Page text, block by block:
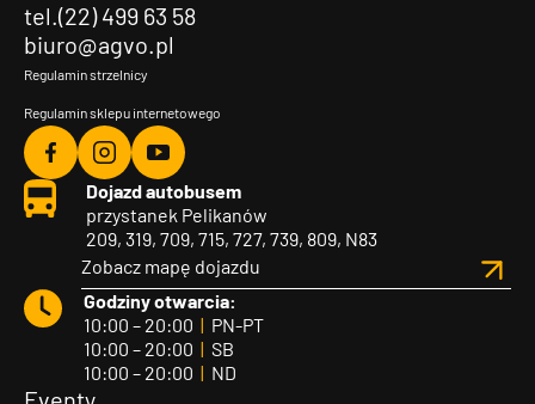
tel.(22) 499 63 58
biuro@agvo.pl
Regulamin strzelnicy
Regulamin sklepu internetowego
Agvo
Facebook
Agvo
Instagram
Agvo
YouTube
Dojazd autobusem
przystanek Pelikanów
209, 319, 709, 715, 727, 739, 809, N83
Zobacz mapę dojazdu
Godziny otwarcia:
10:00 – 20:00 | PN-PT
10:00 – 20:00 | SB
10:00 – 20:00 | ND